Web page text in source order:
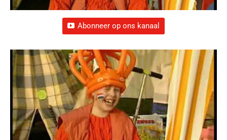
Abonneer op ons kanaal